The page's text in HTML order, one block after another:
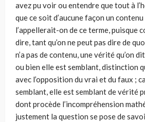
avez pu voir ou entendre que tout à
que ce soit d’aucune façon un
l’appellerait-on de ce terme, puisque
dire, tant qu’on ne peut pas dire de
n’a pas de contenu, une vérité qu’on
ou bien elle est semblant, distinction
avec l’opposition du vrai et du faux ;
semblant, elle est semblant de vérité
dont procède l’incompréhension
justement la question se pose de